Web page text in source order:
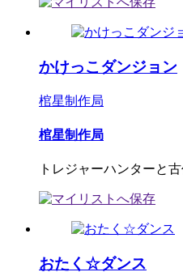
かけっこダンジョン
棺星制作局
棺星制作局
トレジャーハンターと
おたく☆ダンス